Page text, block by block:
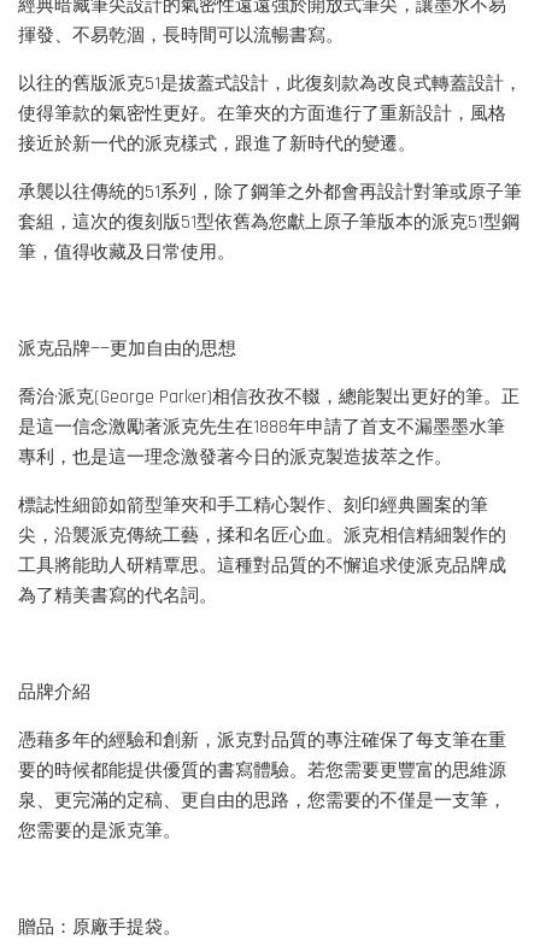
經典暗藏筆尖設計的氣密性遠遠強於開放式筆尖，讓墨水不易
揮發、不易乾涸，長時間可以流暢書寫。
以往的舊版派克51是拔蓋式設計，此復刻款為改良式轉蓋設計，
使得筆款的氣密性更好。在筆夾的方面進行了重新設計，風格
接近於新一代的派克樣式，跟進了新時代的變遷。
承襲以往傳統的51系列，除了鋼筆之外都會再設計對筆或原子筆
套組，這次的復刻版51型依舊為您獻上原子筆版本的派克51型鋼
筆，值得收藏及日常使用。
派克品牌——更加自由的思想
喬治·派克(George Parker)相信孜孜不輟，總能製出更好的筆。正
是這一信念激勵著派克先生在1888年申請了首支不漏墨墨水筆
專利，也是這一理念激發著今日的派克製造拔萃之作。
標誌性細節如箭型筆夾和手工精心製作、刻印經典圖案的筆
尖，沿襲派克傳統工藝，揉和名匠心血。派克相信精細製作的
工具將能助人研精覃思。這種對品質的不懈追求使派克品牌成
為了精美書寫的代名詞。
品牌介紹
憑藉多年的經驗和創新，派克對品質的專注確保了每支筆在重
要的時候都能提供優質的書寫體驗。若您需要更豐富的思維源
泉、更完滿的定稿、更自由的思路，您需要的不僅是一支筆，
您需要的是派克筆。
贈品：原廠手提袋。